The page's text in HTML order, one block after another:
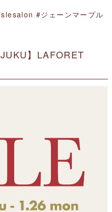
#ジェーンマープル
】LAFORET